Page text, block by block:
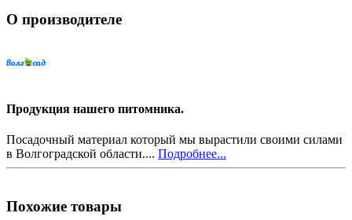
О производителе
Продукция нашего питомника.
Посадочный материал который мы вырастили своими силами
в Волгоградской области.... Подробнее...
Похожие товары